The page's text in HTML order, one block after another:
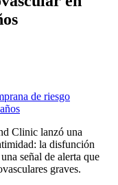
Clinic lanzó una
la disfunción
señal de alerta que
graves.